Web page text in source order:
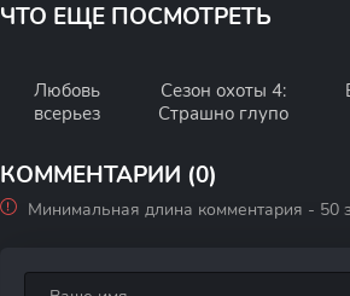
ЧТО ЕЩЕ ПОСМОТРЕТЬ
Любовь
всерьез
Сезон охоты 4:
Страшно глупо
КОММЕНТАРИИ (0)
Минимальная длина комментария - 50